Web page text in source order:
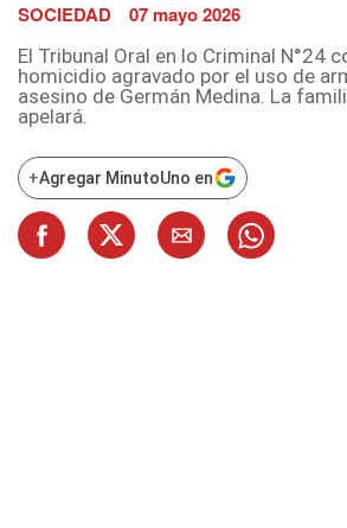
SOCIEDAD 07 mayo 2026
El Tribunal Oral en lo Criminal N°24
homicidio agravado por el uso de
asesino de Germán Medina. La
apelará.
+Agregar MinutoUno en